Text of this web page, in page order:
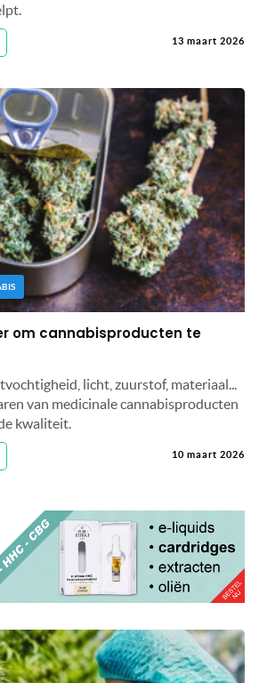
13 maart 2026
om cannabisproducten te
licht, zuurstof, materiaal...
van medicinale cannabisproducten
kwaliteit.
10 maart 2026